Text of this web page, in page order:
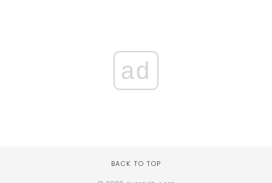
ad
BACK TO TOP